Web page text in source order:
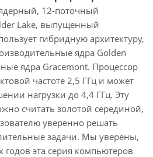
12-поточный
Lake, выпущенный
гибридную архитектуру,
ядра Golden
ядра Gracemont. Процессор
частоте 2,5 ГГц и может
нагрузки до 4,4 ГГц. Эту
считать золотой серединой,
уверенно решать
задачи. Мы уверены,
эта серия компьютеров